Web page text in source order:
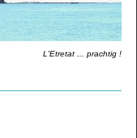
L'Etretat ... prachtig !